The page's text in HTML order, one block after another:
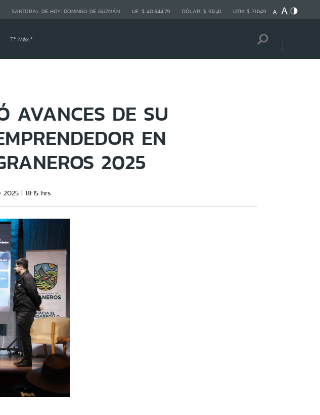
SANTORAL DE HOY: DOMINGO DE GUZMÁN UF: $ 40.844,79 DÓLAR: $ 912,41 UTM: $ 71.649
Tª Máx:º
AVANCES DE SU
EN
2025
2025 18:15 hrs